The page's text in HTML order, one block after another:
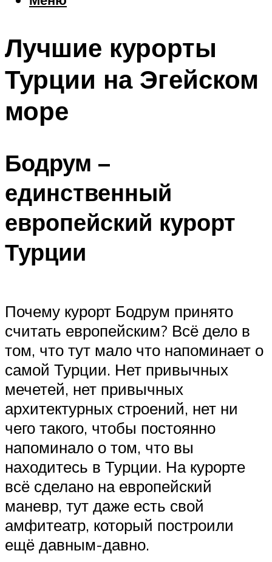
Шоппинг
Меню
Лучшие курорты
Турции на Эгейском
море
Бодрум –
единственный
европейский курорт
Турции
Почему курорт Бодрум принято
считать европейским? Всё дело в
том, что тут мало что напоминает о
самой Турции. Нет привычных
мечетей, нет привычных
архитектурных строений, нет ни
чего такого, чтобы постоянно
напоминало о том, что вы
находитесь в Турции. На курорте
всё сделано на европейский
маневр, тут даже есть свой
амфитеатр, который построили
ещё давным-давно.